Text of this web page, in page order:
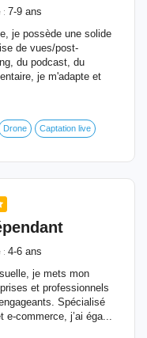
: 7-9 ans
je possède une solide
de vues/post-
du podcast, du
je m'adapte et
Drone Captation live
: 4-6 ans
je mets mon
et professionnels
Spécialisé
e-commerce, j’ai éga...